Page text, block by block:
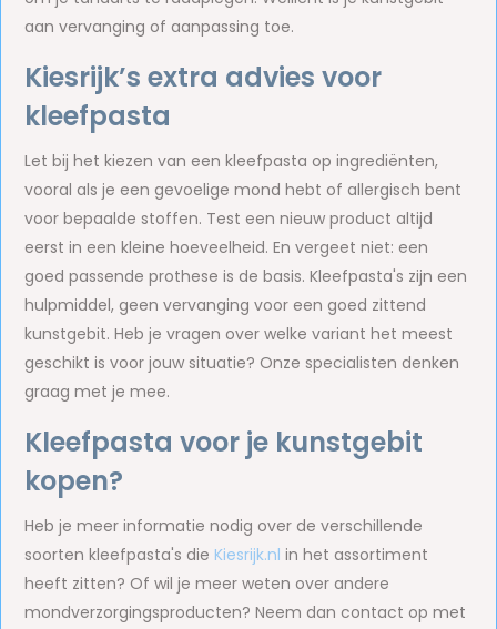
aan vervanging of aanpassing toe.
Kiesrijk’s extra advies voor
kleefpasta
Let bij het kiezen van een kleefpasta op ingrediënten,
vooral als je een gevoelige mond hebt of allergisch bent
voor bepaalde stoffen. Test een nieuw product altijd
eerst in een kleine hoeveelheid. En vergeet niet: een
goed passende prothese is de basis. Kleefpasta's zijn een
hulpmiddel, geen vervanging voor een goed zittend
kunstgebit. Heb je vragen over welke variant het meest
geschikt is voor jouw situatie? Onze specialisten denken
graag met je mee.
Kleefpasta voor je kunstgebit
kopen?
Heb je meer informatie nodig over de verschillende
soorten kleefpasta's die Kiesrijk.nl in het assortiment
heeft zitten? Of wil je meer weten over andere
mondverzorgingsproducten? Neem dan contact op met